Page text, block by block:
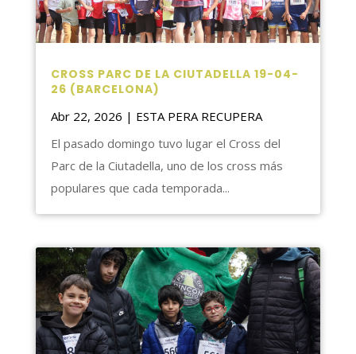
CROSS PARC DE LA CIUTADELLA 19-04-
26 (BARCELONA)
Abr 22, 2026 | ESTA PERA RECUPERA
El pasado domingo tuvo lugar el Cross del
Parc de la Ciutadella, uno de los cross más
populares que cada temporada...